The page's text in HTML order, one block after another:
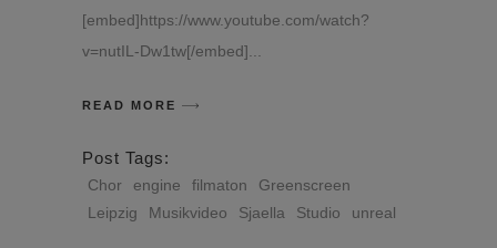
[embed]https://www.youtube.com/watch?
v=nutIL-Dw1tw[/embed]
READ MORE
Post Tags:
Chor engine filmaton
Greenscreen
Leipzig
Musikvideo Sjaella Studio unreal